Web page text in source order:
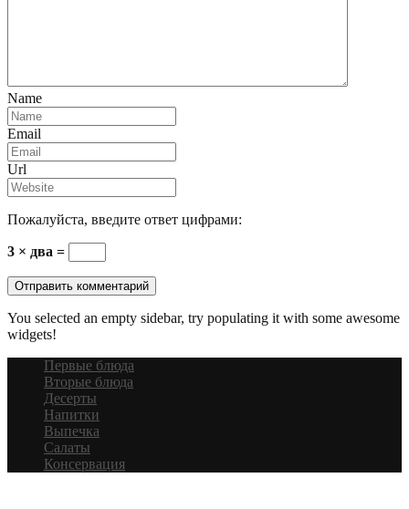
Name
Email
Url
Пожалуйста, введите ответ цифрами:
3 × два =
You selected an empty sidebar, try populating it with some awesome
widgets!
Первые блюда
Вторые блюда
Десерты
Напитки
Выпечка
Салаты
Консервация